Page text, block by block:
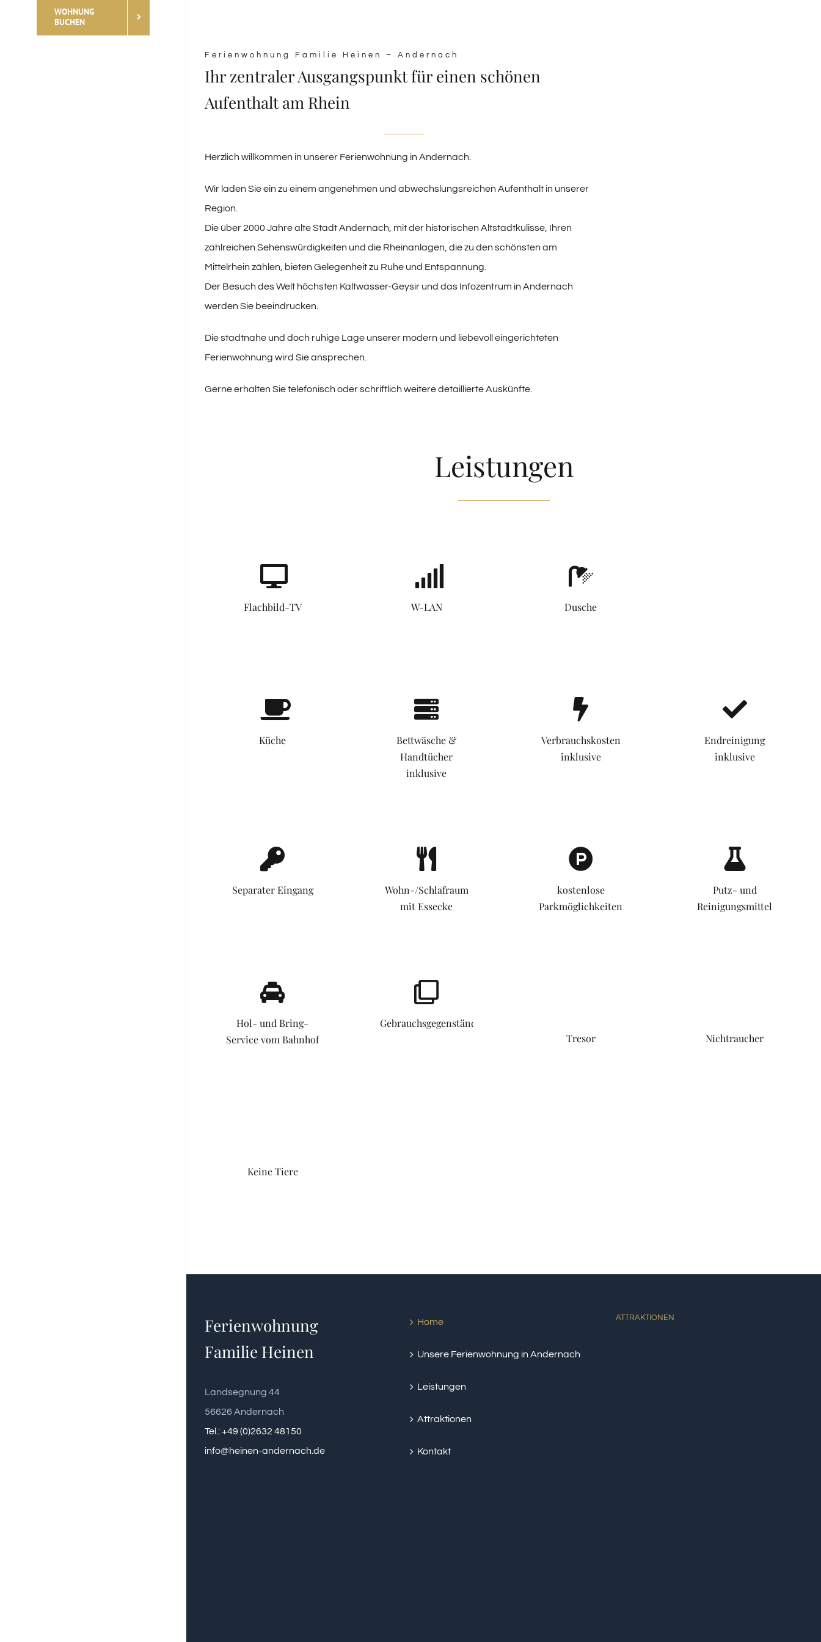
WOHNUNG
BUCHEN
Ferienwohnung Familie Heinen – Andernach
Ihr zentraler Ausgangspunkt für einen schönen
Aufenthalt am Rhein
Herzlich willkommen in unserer Ferienwohnung in Andernach.
Wir laden Sie ein zu einem angenehmen und abwechslungsreichen Aufenthalt in unserer
Region.
Die über 2000 Jahre alte Stadt Andernach, mit der historischen Altstadtkulisse, Ihren
zahlreichen Sehenswürdigkeiten und die Rheinanlagen, die zu den schönsten am
Mittelrhein zählen, bieten Gelegenheit zu Ruhe und Entspannung.
Der Besuch des Welt höchsten Kaltwasser-Geysir und das Infozentrum in Andernach
werden Sie beeindrucken.
Die stadtnahe und doch ruhige Lage unserer modern und liebevoll eingerichteten
Ferienwohnung wird Sie ansprechen.
Gerne erhalten Sie telefonisch oder schriftlich weitere detaillierte Auskünfte.
Leistungen
Flachbild-TV W-LAN Dusche
Küche
Bettwäsche &
Handtücher
inklusive
Verbrauchskosten
inklusive
Endreinigung
inklusive
Separater Eingang
Wohn-/Schlafraum
mit Essecke
kostenlose
Parkmöglichkeiten
Putz- und
Reinigungsmittel
Hol- und Bring-
Service vom Bahnhof
Gebrauchsgegenstände
Tresor
Nichtraucher
Keine Tiere
Ferienwohnung
Familie Heinen
Landsegnung 44
56626 Andernach
Tel.: +49 (0)2632 48150
info@heinen-andernach.de
Home
Unsere Ferienwohnung in Andernach
Leistungen
Attraktionen
Kontakt
ATTRAKTIONEN